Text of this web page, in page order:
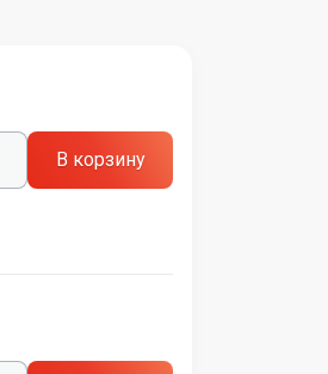
В корзину